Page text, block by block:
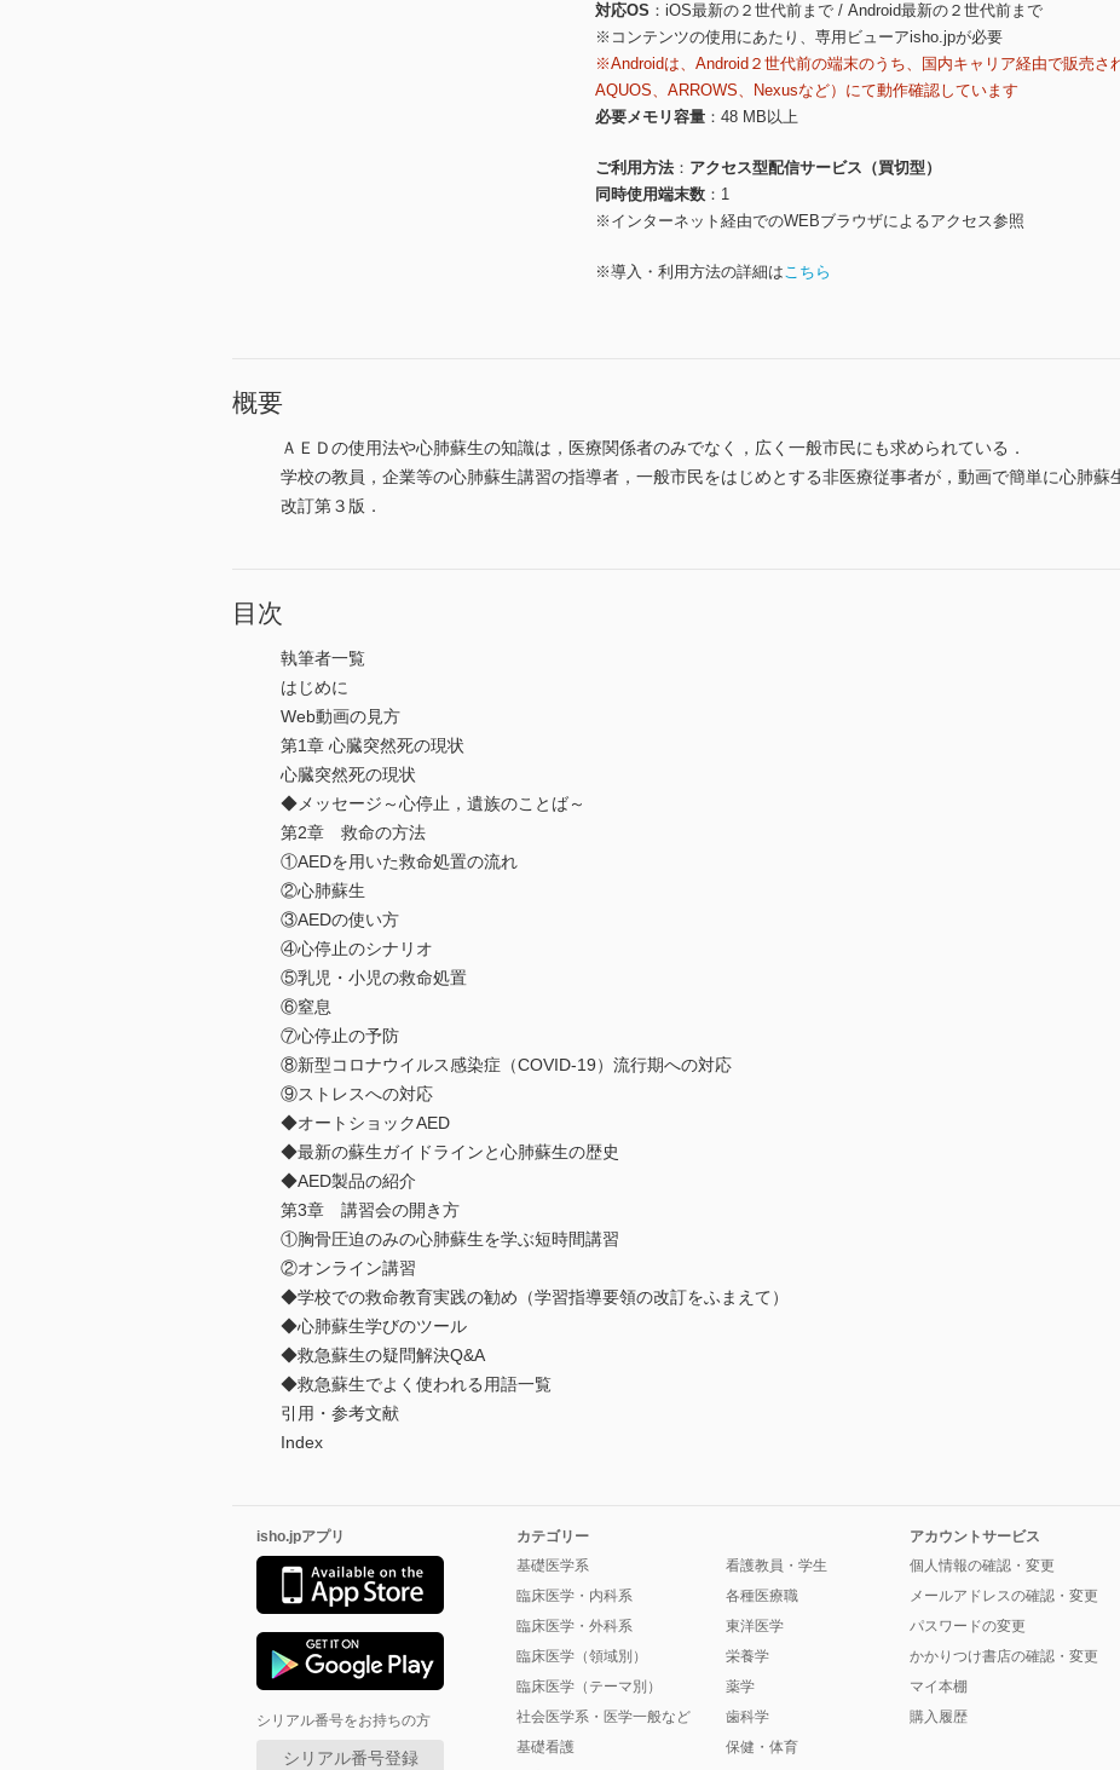
対応OS
iOS最新の２世代前まで / Android最新の２世代前まで
※コンテンツの使用にあたり、専用ビューアisho.jpが必要
※Androidは、Android２世代前の端末のうち、国内キャリア経由で販売さ
AQUOS、ARROWS、Nexusなど）にて動作確認しています
必要メモリ容量
48 MB以上
ご利用方法
アクセス型配信サービス（買切型）
同時使用端末数
1
※インターネット経由でのWEBブラウザによるアクセス参照
※導入・利用方法の詳細はこちら
概要
ＡＥＤの使用法や心肺蘇生の知識は，医療関係者のみでなく，広く一般市民にも求められている．
学校の教員，企業等の心肺蘇生講習の指導者，一般市民をはじめとする非医療従事者が，動画で簡単に心肺蘇
改訂第３版．
目次
執筆者一覧
はじめに
Web動画の見方
第1章 心臓突然死の現状
心臓突然死の現状
◆メッセージ～心停止，遺族のことば～
第2章 救命の方法
①AEDを用いた救命処置の流れ
②心肺蘇生
③AEDの使い方
④心停止のシナリオ
⑤乳児・小児の救命処置
⑥窒息
⑦心停止の予防
⑧新型コロナウイルス感染症（COVID-19）流行期への対応
⑨ストレスへの対応
◆オートショックAED
◆最新の蘇生ガイドラインと心肺蘇生の歴史
◆AED製品の紹介
第3章 講習会の開き方
①胸骨圧迫のみの心肺蘇生を学ぶ短時間講習
②オンライン講習
◆学校での救命教育実践の勧め（学習指導要領の改訂をふまえて）
◆心肺蘇生学びのツール
◆救急蘇生の疑問解決Q&A
◆救急蘇生でよく使われる用語一覧
引用・参考文献
Index
isho.jpアプリ
シリアル番号をお持ちの方
シリアル番号登録
カテゴリー
基礎医学系
臨床医学・内科系
臨床医学・外科系
臨床医学（領域別）
臨床医学（テーマ別）
社会医学系・医学一般など
基礎看護
看護教員・学生
各種医療職
東洋医学
栄養学
薬学
歯科学
保健・体育
アカウントサービス
個人情報の確認・変更
メールアドレスの確認・変更
パスワードの変更
かかりつけ書店の確認・変更
マイ本棚
購入履歴